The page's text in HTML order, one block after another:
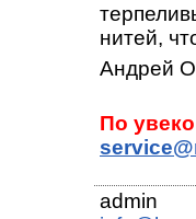
нитей,
Андрей